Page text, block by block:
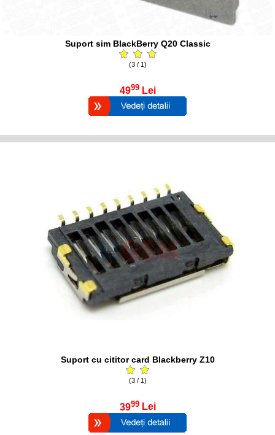
Suport sim BlackBerry Q20 Classic
(3 / 1)
4999 Lei
Suport cu cititor card Blackberry Z10
(3 / 1)
3999 Lei